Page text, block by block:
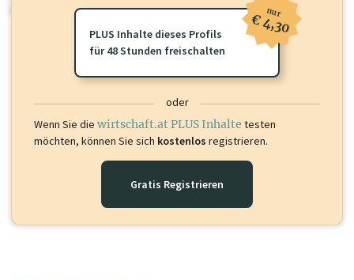
oder loggen Sie sich ein um diese Inhalte zu sehen.
PLUS Inhalte dieses Profils
für 48 Stunden freischalten
nur
€ 4,30
oder
Wenn Sie die wirtschaft.at PLUS Inhalte testen
möchten, können Sie sich kostenlos registrieren.
Gratis Registrieren